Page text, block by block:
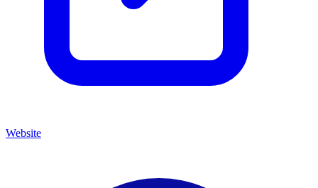
Website